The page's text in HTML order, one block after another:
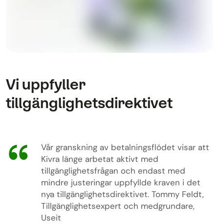
Vi uppfyller
tillgänglighetsdirektivet
Vår granskning av betalningsflödet visar att
Kivra länge arbetat aktivt med
tillgänglighetsfrågan och endast med
mindre justeringar uppfyllde kraven i det
nya tillgänglighetsdirektivet. Tommy Feldt,
Tillgänglighetsexpert och medgrundare,
Useit